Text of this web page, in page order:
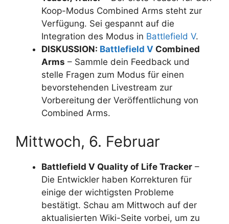
Koop-Modus Combined Arms steht zur
Verfügung. Sei gespannt auf die
Integration des Modus in Battlefield V.
DISKUSSION: Battlefield V Combined
Arms – Sammle dein Feedback und
stelle Fragen zum Modus für einen
bevorstehenden Livestream zur
Vorbereitung der Veröffentlichung von
Combined Arms.
Mittwoch, 6. Februar
Battlefield V Quality of Life Tracker –
Die Entwickler haben Korrekturen für
einige der wichtigsten Probleme
bestätigt. Schau am Mittwoch auf der
aktualisierten Wiki-Seite vorbei, um zu